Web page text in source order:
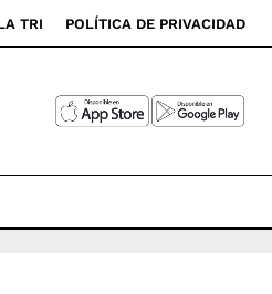
TRI POLÍTICA DE PRIVACIDAD